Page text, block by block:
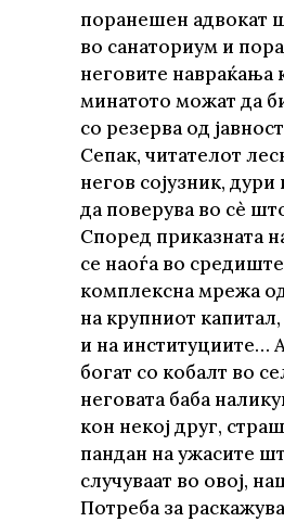
поранешен адвокат
во санаториум и
неговите навраќања
минатото можат да
со резерва од
Сепак, читателот
негов сојузник,
да поверува во сè
Според приказната
се наоѓа во
комплексна мрежа
на крупниот
и на институциите…
богат со кобалт во
неговата баба
кон некој друг,
пандан на ужасите
случуваат во овој,
Потреба за